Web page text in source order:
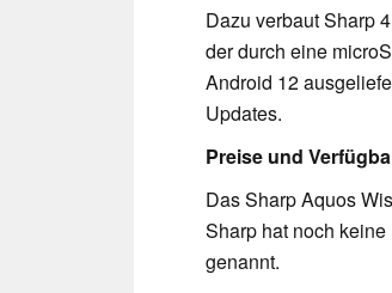
Dazu verbaut Sharp
der durch eine
Android 12
Updates.
Preise und
Das Sharp Aquos
Sharp hat noch
genannt.